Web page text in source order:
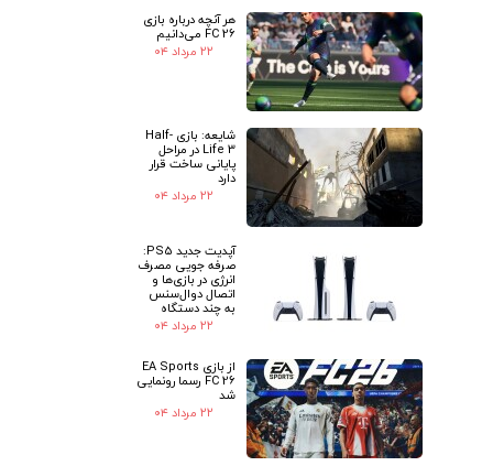
هر آنچه درباره بازی
FC 26 می‌دانیم
۲۲ مرداد ۰۴
شایعه: بازی Half-
Life 3 در مراحل
پایانی ساخت قرار
دارد
۲۲ مرداد ۰۴
آپدیت جدید PS5:
صرفه جویی مصرف
انرژی در بازی‌ها و
اتصال دوال‌سنس
به چند دستگاه
۲۲ مرداد ۰۴
از بازی EA Sports
FC 26 رسما رونمایی
شد
۲۲ مرداد ۰۴